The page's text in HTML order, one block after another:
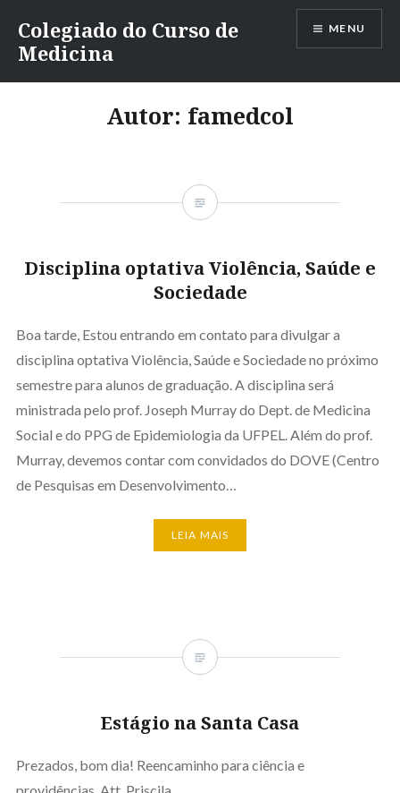
para
conteúdo
Colegiado do Curso de
Medicina
MENU
Autor: famedcol
Disciplina optativa Violência, Saúde e
Sociedade
Boa tarde, Estou entrando em contato para divulgar a
disciplina optativa Violência, Saúde e Sociedade no próximo
semestre para alunos de graduação. A disciplina será
ministrada pelo prof. Joseph Murray do Dept. de Medicina
Social e do PPG de Epidemiologia da UFPEL. Além do prof.
Murray, devemos contar com convidados do DOVE (Centro
de Pesquisas em Desenvolvimento…
LEIA MAIS
Estágio na Santa Casa
Prezados, bom dia! Reencaminho para ciência e